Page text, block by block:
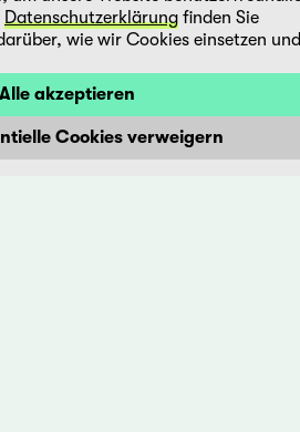
Datenschutzerklärung finden Sie
wie wir Cookies einsetzen und
Alle akzeptieren
Cookies verweigern